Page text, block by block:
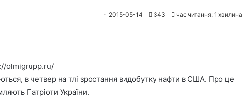
2015-05-14 343 час читання: 1 хвилина
olmigrupp.ru/
в четвер на тлі зростання видобутку нафти в США. Про це
Патріоти України.